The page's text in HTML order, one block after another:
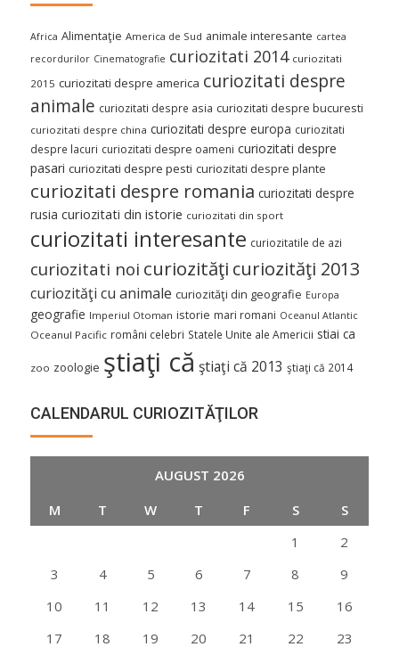
Africa Alimentaţie America de Sud animale interesante cartea
recordurilor Cinematografie curiozitati 2014 curiozitati
2015 curiozitati despre america curiozitati despre
animale curiozitati despre asia curiozitati despre bucuresti
curiozitati despre china curiozitati despre europa curiozitati
despre lacuri curiozitati despre oameni curiozitati despre
pasari curiozitati despre pesti curiozitati despre plante
curiozitati despre romania curiozitati despre
rusia curiozitati din istorie curiozitati din sport
curiozitati interesante curiozitatile de azi
curiozitati noi curiozităţi curiozităţi 2013
curiozităţi cu animale curiozităţi din geografie Europa
geografie Imperiul Otoman istorie mari romani Oceanul Atlantic
Oceanul Pacific români celebri Statele Unite ale Americii stiai ca
zoo zoologie ştiaţi că ştiaţi că 2013 ştiaţi că 2014
CALENDARUL CURIOZITĂŢILOR
AUGUST 2026
M
T W T F S
S
1
2
3
4 5 6 7 8
9
10
11 12 13 14 15
16
17
18 19 20 21 22 23